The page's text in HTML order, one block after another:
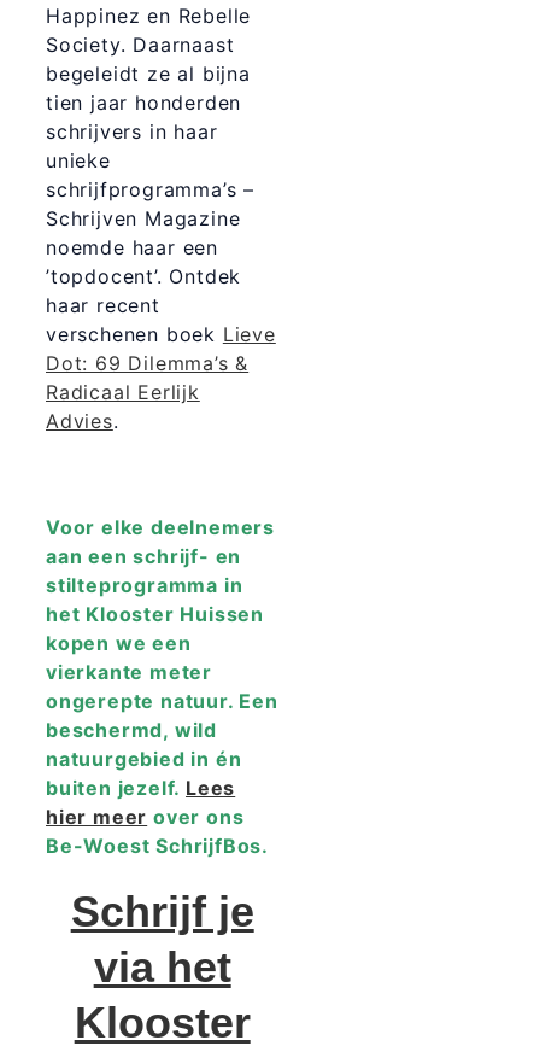
Happinez en Rebelle
Society. Daarnaast
begeleidt ze al bijna
tien jaar honderden
schrijvers in haar
unieke
schrijfprogramma’s –
Schrijven Magazine
noemde haar een
’topdocent’. Ontdek
haar recent
verschenen boek Lieve
Dot: 69 Dilemma’s &
Radicaal Eerlijk
Advies.
Voor elke deelnemers
aan een schrijf- en
stilteprogramma in
het Klooster Huissen
kopen we een
vierkante meter
ongerepte natuur. Een
beschermd, wild
natuurgebied in én
buiten jezelf. Lees
hier meer over ons
Be-Woest SchrijfBos.
Schrijf je
via het
Klooster